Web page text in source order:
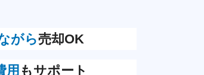
がら売却OK
用 もサポート